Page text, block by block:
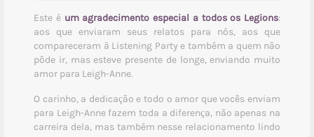
Este é um agradecimento especial a todos os Legions:
aos que enviaram seus relatos para nós, aos que
compareceram à Listening Party e também a quem não
pôde ir, mas esteve presente de longe, enviando muito
amor para Leigh-Anne.
O carinho, a dedicação e todo o amor que vocês enviam
para Leigh-Anne fazem toda a diferença, não apenas na
carreira dela, mas também nesse relacionamento lindo